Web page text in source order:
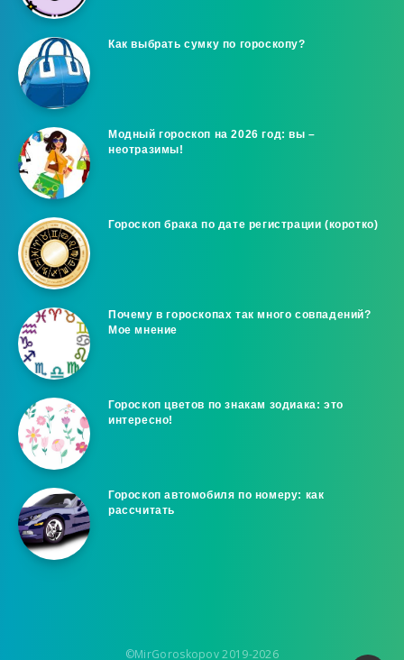
Как выбрать сумку по гороскопу?
Модный гороскоп на 2026 год: вы –
неотразимы!
Гороскоп брака по дате регистрации (коротко)
Почему в гороскопах так много совпадений?
Мое мнение
Гороскоп цветов по знакам зодиака: это
интересно!
Гороскоп автомобиля по номеру: как
рассчитать
©MirGoroskopov 2019-2026